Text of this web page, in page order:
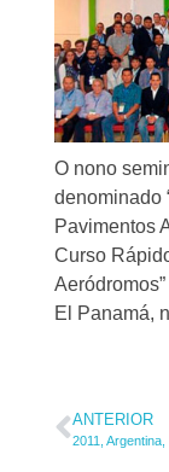
O nono
denominado
Pavimentos
Curso
El Panamá,
ANTERIOR
2011,